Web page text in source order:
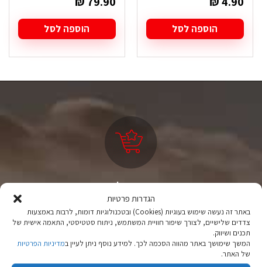
הגדרות פרטיות
באתר זה נעשה שימוש בעוגיות (Cookies) ובטכנולוגיות דומות, לרבות באמצעות
צדדים שלישיים, לצורך שיפור חוויית המשתמש, ניתוח סטטיסטי, התאמה אישית של
תכנים ושיווק.
המשך שימושך באתר מהווה הסכמה לכך. למידע נוסף ניתן לעיין במדיניות הפרטיות
של האתר.
הוספה לסל הוספה לסל
ציוד טיולים
מהיבואן לצרכן
יבוא ישיר לצד מותגים מובילים במחירים ללא תחרות.